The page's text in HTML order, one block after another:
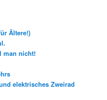
Ältere!)
man nicht!
elektrisches Zweirad